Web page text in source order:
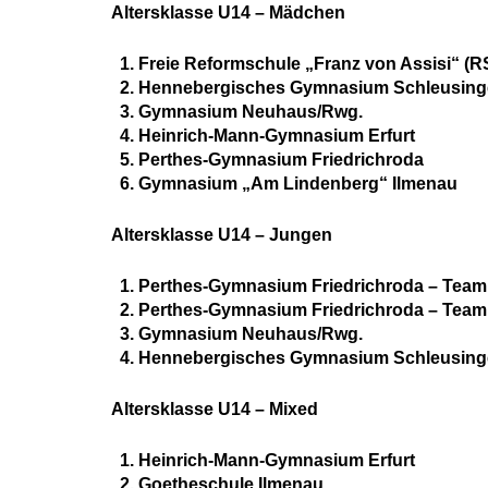
Altersklasse U14 – Mädchen
Freie Reformschule „Franz von Assisi“
Hennebergisches Gymnasium
Gymnasium Neuhaus/Rwg.
Heinrich-Mann-Gymnasium Erfurt
Perthes-Gymnasium Friedrichroda
Gymnasium „Am Lindenberg“ Ilmenau
Altersklasse U14 – Jungen
Perthes-Gymnasium Friedrichroda –
Perthes-Gymnasium Friedrichroda –
Gymnasium Neuhaus/Rwg.
Hennebergisches Gymnasium
Altersklasse U14 – Mixed
Heinrich-Mann-Gymnasium Erfurt
Goetheschule Ilmenau